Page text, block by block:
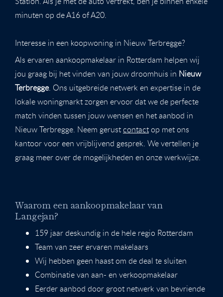
minuten op de A16 of A20.
Interesse in een koopwoning in Nieuw Terbregge?
Als ervaren aankoopmakelaar in Rotterdam helpen wij
jou graag bij het vinden van jouw droomhuis in Nieuw
Terbregge. Ons uitgebreide netwerk en expertise in de
lokale woningmarkt zorgen ervoor dat we de perfecte
match vinden tussen jouw wensen en het aanbod in
Nieuw Terbregge. Neem gerustcontactop met ons
kantoor voor een vrijblijvend gesprek. We vertellen je
graag meer over de mogelijkheden en onze werkwijze.
Waarom een aankoopmakelaar van
Langejan?
159 jaar deskundig in de hele regio Rotterdam
Team van zeer ervaren makelaars
Wij hebben geen haast om de deal te sluiten
Combinatie van aan- en verkoopmakelaar
Eerder aanbod door groot netwerk van bevriende